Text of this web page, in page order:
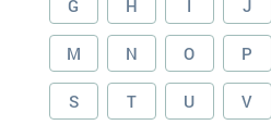
G H I J
M N O P
S T U V